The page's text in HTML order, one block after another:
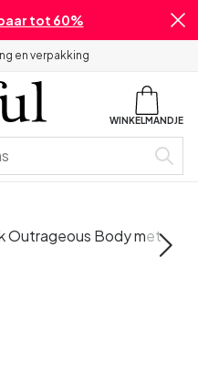
tot 60%
en verpakking
WINKELMANDJE